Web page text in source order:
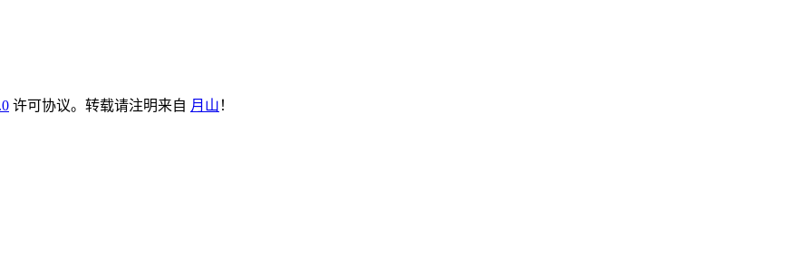
许可协议。转载请注明来自 月山 ！